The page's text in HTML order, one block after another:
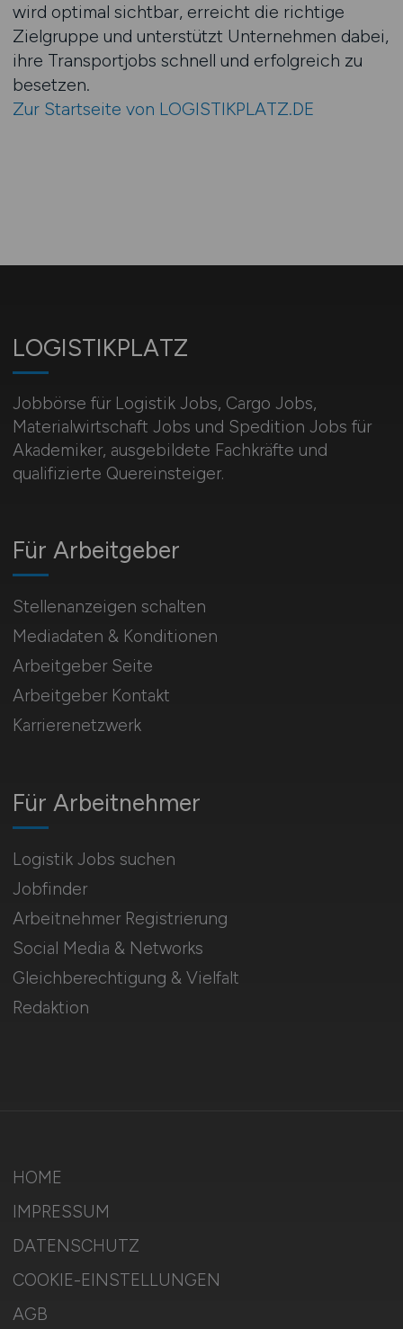
wird optimal sichtbar, erreicht die richtige
Zielgruppe und unterstützt Unternehmen dabei,
ihre Transportjobs schnell und erfolgreich zu
besetzen.
Zur Startseite von LOGISTIKPLATZ.DE
LOGISTIKPLATZ
Jobbörse für Logistik Jobs, Cargo Jobs,
Materialwirtschaft Jobs und Spedition Jobs für
Akademiker, ausgebildete Fachkräfte und
qualifizierte Quereinsteiger.
Für Arbeitnehmer
Logistik Jobs suchen
Jobfinder
Arbeitnehmer Registrierung
Social Media & Networks
Gleichberechtigung & Vielfalt
Redaktion
Für Arbeitgeber
Stellenanzeigen schalten
Mediadaten & Konditionen
Arbeitgeber Seite
Arbeitgeber Kontakt
Karrierenetzwerk
HOME
IMPRESSUM
DATENSCHUTZ
COOKIE-EINSTELLUNGEN
AGB